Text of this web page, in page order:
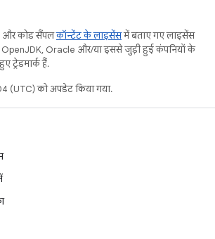
और कोड सैंपलकॉन्टेंट के लाइसेंसमें बताए गए लाइसेंस
Oracle और/या इससे जुड़ी हुई कंपनियों के
ट्रेडमार्क हैं.
(UTC) को अपडेट किया गया.